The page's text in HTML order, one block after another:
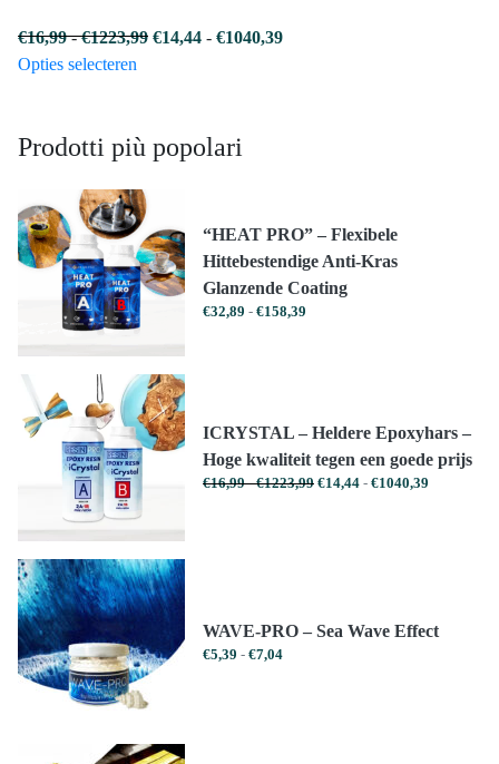
€16,99 - €1223,99Prijsklasse:
€14,44 - €1040,39Prijsklasse:
Opties selecteren
meerdere
Deze
optie
kan
gekozen
worden
op
de
productpagina
Prodotti più popolari
“HEAT PRO” – Flexibele
Hittebestendige Anti-Kras
Glanzende Coating
€32,89 - €158,39
ICRYSTAL – Heldere Epoxyhars –
Hoge kwaliteit tegen een goede prijs
€16,99 - €1223,99Prijsklasse:
€14,44 - €1040,39
WAVE-PRO – Sea Wave Effect
€5,39 - €7,04Prijsklasse: